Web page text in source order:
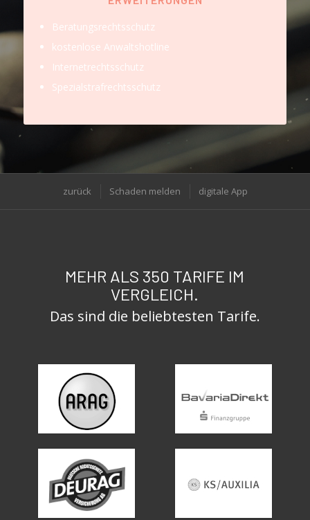
Beratungsrechtsschutz
kostenlose Anwaltshotline
Internetrechtsschutz
Spezialstrafrechtsschutz
zurück Schaden melden digitale App
MEHR ALS 350 TARIFE IM
VERGLEICH.
Das sind die beliebtesten Tarife.